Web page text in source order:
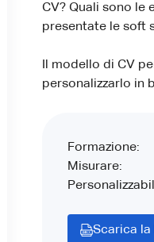
CV? Quali sono le
presentate le soft
Il modello di CV
personalizzarlo in
Formazione:
Misurare:
Scarica